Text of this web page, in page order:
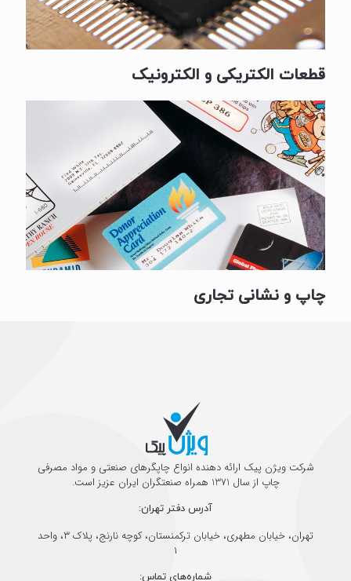
قطعات الکتریکی و الکترونیک
چاپ و نشانی تجاری
شرکت ویژن پیک ارائه دهنده انواع چاپگرهای صنعتی و مواد مصرفی
چاپ از سال 1371 همراه صنعتگران ایران عزیز است.
آدرس دفتر تهران:
تهران، خیابان مطهری، خیابان ترکمنستان، کوچه نارنج، پلاک ۳، واحد
۱
شماره‌های تماس: